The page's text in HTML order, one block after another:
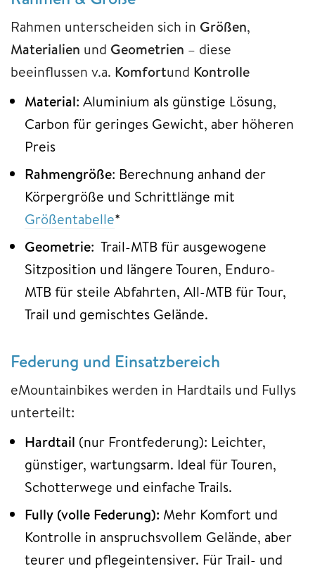
Rahmen unterscheiden sich in Größen,
Materialien und Geometrien – diese
beeinflussen v.a. Komfortund Kontrolle
Material: Aluminium als günstige Lösung,
Carbon für geringes Gewicht, aber höheren
Preis
Rahmengröße: Berechnung anhand der
Körpergröße und Schrittlänge mit
Größentabelle*
Geometrie: Trail-MTB für ausgewogene
Sitzposition und längere Touren, Enduro-
MTB für steile Abfahrten, All-MTB für Tour,
Trail und gemischtes Gelände.
Federung und Einsatzbereich
eMountainbikes werden in Hardtails und Fullys
unterteilt:
Hardtail (nur Frontfederung): Leichter,
günstiger, wartungsarm. Ideal für Touren,
Schotterwege und einfache Trails.
Fully (volle Federung): Mehr Komfort und
Kontrolle in anspruchsvollem Gelände, aber
teurer und pflegeintensiver. Für Trail- und